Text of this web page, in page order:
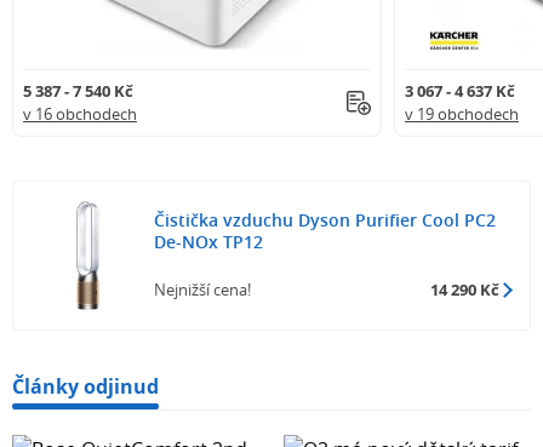
5 387 - 7 540 Kč
v 16 obchodech
3 067 - 4 637 Kč
v 19 obchodech
Čistička vzduchu Dyson Purifier Cool PC2
De-NOx TP12
Nejnižší cena! 14 290 Kč
Články odjinud